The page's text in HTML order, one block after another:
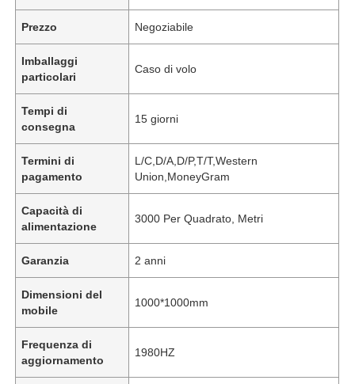
Prezzo Negoziabile
Imballaggi
particolari
Caso di volo
Tempi di
consegna
15 giorni
Termini di
pagamento
L/C,D/A,D/P,T/T,Western
Union,MoneyGram
Capacità di
alimentazione
3000 Per Quadrato, Metri
Garanzia 2 anni
Dimensioni del
mobile
1000*1000mm
Frequenza di
aggiornamento
1980HZ